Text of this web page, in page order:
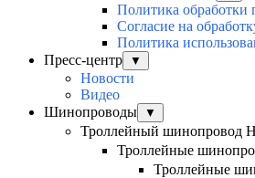
Политика обработки
Согласие на
Политика
Пресс-центр
▼
Новости
Видео
Шинопроводы
▼
Троллейный шинопровод
Троллейные
Троллейные